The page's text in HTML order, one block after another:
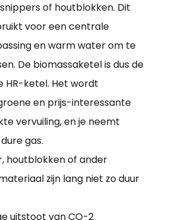
of houtblokken. Dit
voor een centrale
en warm water om te
De biomassaketel is dus de
HR-ketel. Het wordt
en prijs-interessante
vervuiling, en je neemt
gas.
houtblokken of ander
zijn lang niet zo duur
uitstoot van CO-2